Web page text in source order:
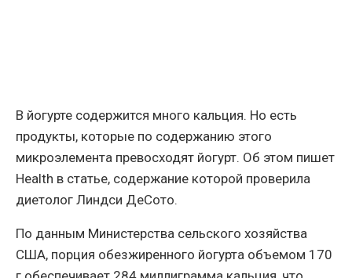
В йогурте содержится много кальция. Но есть
продукты, которые по содержанию этого
микроэлемента превосходят йогурт. Об этом пишет
Health в статье, содержание которой проверила
диетолог Линдси ДеСото.
По данным Министерства сельского хозяйства
США, порция обезжиренного йогурта объемом 170